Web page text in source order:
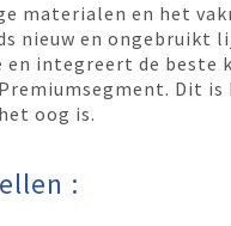
materialen en het
nieuw en ongebruikt
integreert de beste
Dit is
oog is.
:​​